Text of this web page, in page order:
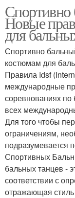
Макияж в
Макияж для
категорий
Макияж для
танцев
Глаза в
Новые
для
Спортивно
костюмам для
Правила Idsf
международные
соревнованиях
всех
Для того чтобы
ограничениям,
подразумевается
Спортивных
бальных танцев -
соответствии с
отражающая